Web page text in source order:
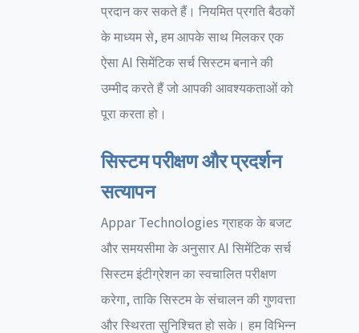
प्रदान कर सकते हैं। नियमित प्रगति बैठकों
के माध्यम से, हम आपके साथ मिलकर एक
ऐसा AI सिमेंटिक सर्च सिस्टम बनाने की
उम्मीद करते हैं जो आपकी आवश्यकताओं को
पूरा करता हो।
सिस्टम परीक्षण और प्रदर्शन
सत्यापन
Appar Technologies ग्राहक के बजट
और समयसीमा के अनुसार AI सिमेंटिक सर्च
सिस्टम इंटीग्रेशन का स्वचालित परीक्षण
करेगा, ताकि सिस्टम के संचालन की गुणवत्ता
और स्थिरता सुनिश्चित हो सके। हम विभिन्न